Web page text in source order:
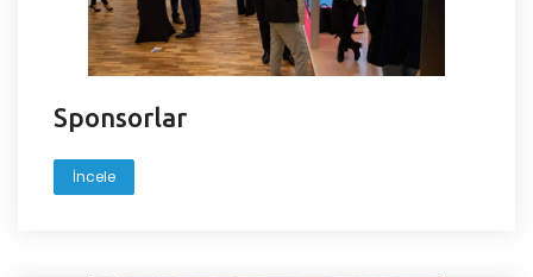
Sponsorlar
İncele